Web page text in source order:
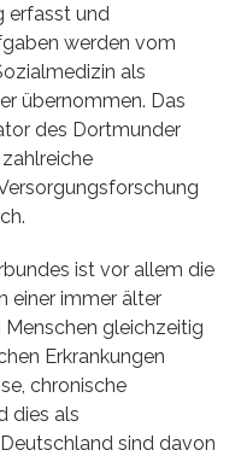
erfasst und
werden vom
als
übernommen. Das
des Dortmunder
ist vor allem die
einer immer älter
gleichzeitig
Erkrankungen
chronische
dies als
sind davon